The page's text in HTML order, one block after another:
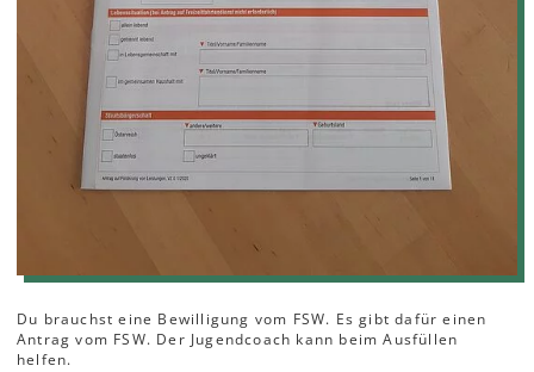
Du brauchst eine Bewilligung vom FSW. Es gibt dafür einen
Antrag vom FSW. Der Jugendcoach kann beim Ausfüllen
helfen.